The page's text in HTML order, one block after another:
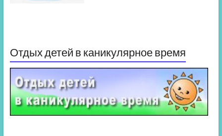
Отдых детей в каникулярное время